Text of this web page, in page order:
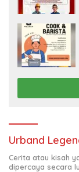
Urband
Cerita atau kisah
dipercaya secara